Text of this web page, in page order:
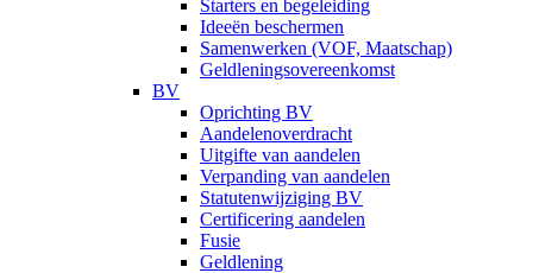
Starters en begeleiding
Ideeën beschermen
Samenwerken (VOF, Maatschap)
Geldleningsovereenkomst
BV
Oprichting BV
Aandelenoverdracht
Uitgifte van aandelen
Verpanding van aandelen
Statutenwijziging BV
Certificering aandelen
Fusie
Geldlening